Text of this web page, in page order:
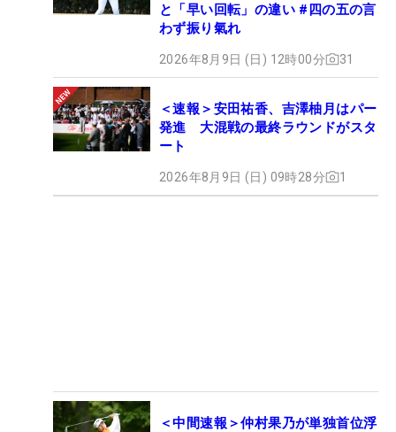
と「早い回転」の違い #四の五の言
わず振り氣れ
2026年8月9日 (日) 12時00分 31
＜速報＞安田祐香、吉澤柚月はパー
発進 大混戦の最終ラウンドがスタ
ート
2026年8月9日 (日) 09時28分 1
＜中間速報＞仲村果乃が単独首位浮